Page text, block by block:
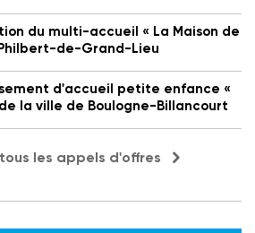
du multi-accueil « La Maison de
de-Grand-Lieu
d'accueil petite enfance «
la ville de Boulogne-Billancourt
les appels d'offres